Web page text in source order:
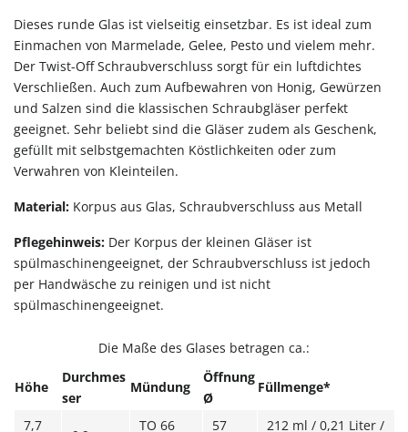
Dieses runde Glas ist vielseitig einsetzbar. Es ist ideal zum
Einmachen von Marmelade, Gelee, Pesto und vielem mehr.
Der Twist-Off Schraubverschluss sorgt für ein luftdichtes
Verschließen. Auch zum Aufbewahren von Honig, Gewürzen
und Salzen sind die klassischen Schraubgläser perfekt
geeignet. Sehr beliebt sind die Gläser zudem als Geschenk,
gefüllt mit selbstgemachten Köstlichkeiten oder zum
Verwahren von Kleinteilen.
Material: Korpus aus Glas, Schraubverschluss aus Metall
Pflegehinweis: Der Korpus der kleinen Gläser ist
spülmaschinengeeignet, der Schraubverschluss ist jedoch
per Handwäsche zu reinigen und ist nicht
spülmaschinengeeignet.
Die Maße des Glases betragen ca.:
Höhe
Durchmes
ser
Mündung
Öffnung
Ø
Füllmenge*
7,7
TO 66
57
212 ml / 0,21 Liter /